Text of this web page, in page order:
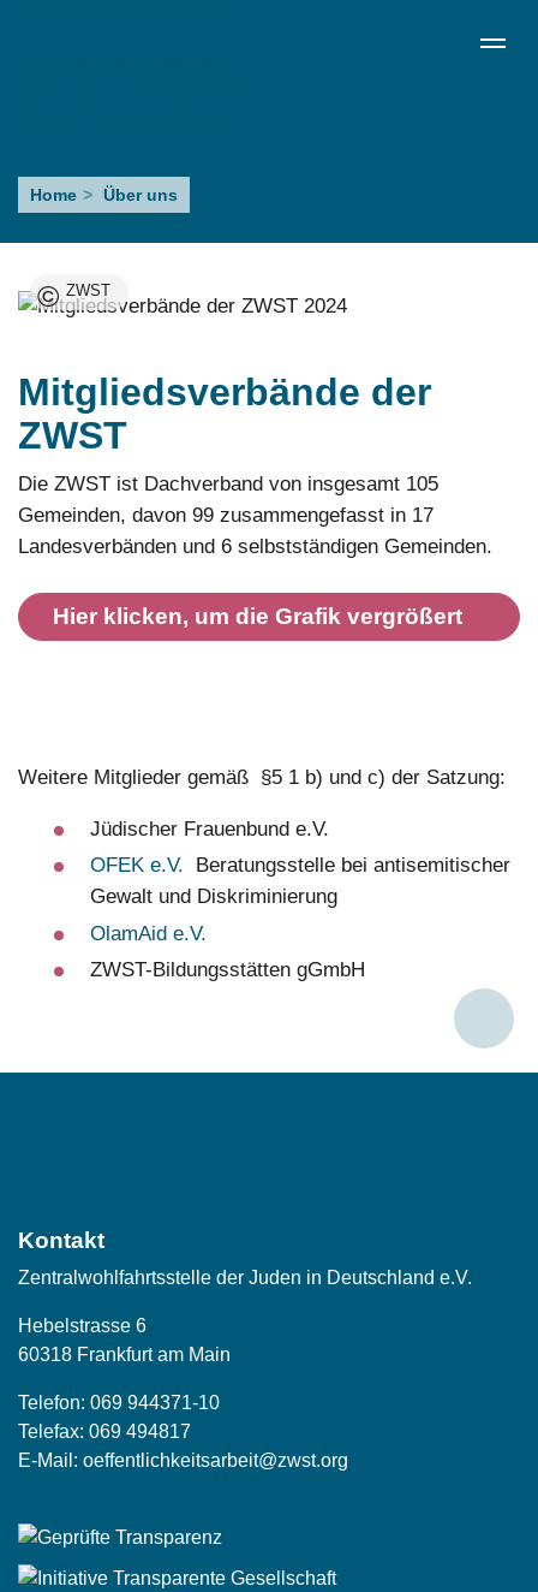
Mitgliedsverbände
Home Über uns
© ZWST
Mitgliedsverbände der
ZWST
Die ZWST ist Dachverband von insgesamt 105
Gemeinden, davon 99 zusammengefasst in 17
Landesverbänden und 6 selbstständigen Gemeinden.
Hier klicken, um die Grafik vergrößert
Weitere Mitglieder gemäß §5 1 b) und c) der Satzung:
Jüdischer Frauenbund e.V.
OFEK e.V.
Beratungsstelle bei antisemitischer
Gewalt und Diskriminierung
OlamAid e.V.
ZWST-Bildungsstätten gGmbH
Kontakt
Zentralwohlfahrtsstelle der Juden in Deutschland e.V.
Hebelstrasse 6
60318 Frankfurt am Main
Telefon: 069 944371-10
Telefax: 069 494817
E-Mail: oeffentlichkeitsarbeit@zwst.org